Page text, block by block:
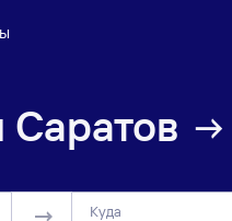
Саратов
Куда